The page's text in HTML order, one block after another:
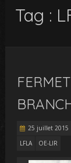
Tag :
25 juillet 2015
LFLA
OE-LIR